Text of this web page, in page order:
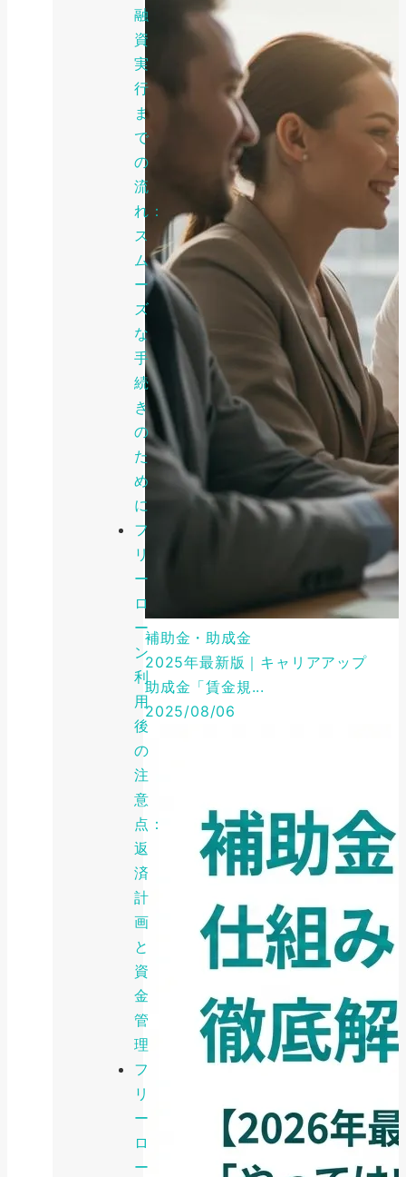
融
資
実
行
ま
で
の
流
れ：
ス
ム
ー
ズ
な
手
続
き
の
た
め
に
フ
リ
ー
ロ
ー
ン
利
用
後
の
注
意
点：
返
済
計
画
と
資
金
管
理
フ
リ
ー
ロ
ー
補助金・助成金
2025年最新版｜キャリアアップ
助成金「賃金規...
2025/08/06